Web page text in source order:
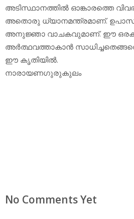
അടിസ്ഥാനത്തില്‍ ഓങ്കാരത്തെ
അതൊരു ധ്യാനമന്ത്രമാണ്.
അനുജ്ഞാ വാചകവുമാണ്. ഈ
അര്‍ത്ഥവത്താകാന്‍
ഈ കൃതിയില്‍.
നാരായണഗുരുകുലം
No Comments Yet